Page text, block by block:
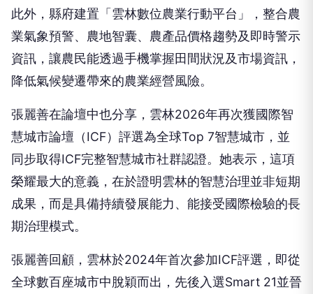
此外，縣府建置「雲林數位農業行動平台」，整合農
業氣象預警、農地智囊、農產品價格趨勢及即時警示
資訊，讓農民能透過手機掌握田間狀況及市場資訊，
降低氣候變遷帶來的農業經營風險。
張麗善在論壇中也分享，雲林2026年再次獲國際智
慧城市論壇（ICF）評選為全球Top 7智慧城市，並
同步取得ICF完整智慧城市社群認證。她表示，這項
榮耀最大的意義，在於證明雲林的智慧治理並非短期
成果，而是具備持續發展能力、能接受國際檢驗的長
期治理模式。
張麗善回顧，雲林於2024年首次參加ICF評選，即從
全球數百座城市中脫穎而出，先後入選Smart 21並晉